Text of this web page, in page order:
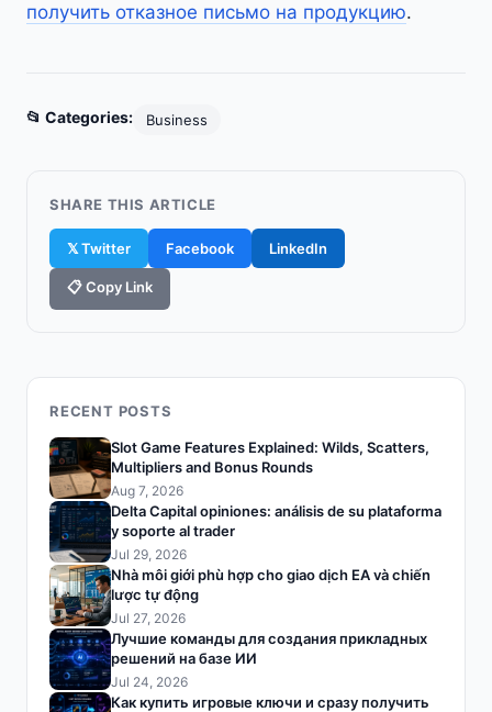
получить отказное письмо на продукцию.
📂 Categories: Business
SHARE THIS ARTICLE
𝕏 Twitter Facebook LinkedIn
📋 Copy Link
RECENT POSTS
Slot Game Features Explained: Wilds, Scatters,
Multipliers and Bonus Rounds
Aug 7, 2026
Delta Capital opiniones: análisis de su plataforma
y soporte al trader
Jul 29, 2026
Nhà môi giới phù hợp cho giao dịch EA và chiến
lược tự động
Jul 27, 2026
Лучшие команды для создания прикладных
решений на базе ИИ
Jul 24, 2026
Как купить игровые ключи и сразу получить